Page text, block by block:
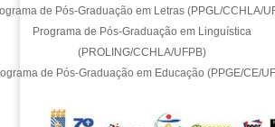
de Pós-Graduação em Letras (PPGL/CCHLA/
Programa de Pós-Graduação em Linguística
(PROLING/CCHLA/UFPB)
de Pós-Graduação em Educação (PPGE/CE/